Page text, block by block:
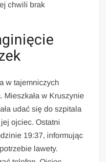
chwili brak
w tajemniczych
w Kruszynie
udać się do szpitala
ojciec. Ostatni
19:37, informując
lawety.